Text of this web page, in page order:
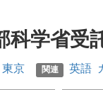
科学省受
東京 関連 英語